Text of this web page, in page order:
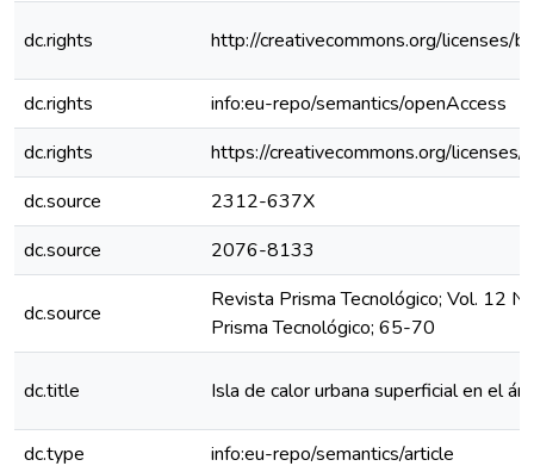
dc.rights http://creativecommons.org/licenses/
dc.rights
info:eu-repo/semantics/openAccess
dc.rights
https://creativecommons.org/
dc.source
2312-637X
dc.source
2076-8133
dc.source
Revista Prisma Tecnológico; Vol. 12
Prisma Tecnológico; 65-70
dc.title Isla de calor urbana superficial en el
dc.type info:eu-repo/semantics/article